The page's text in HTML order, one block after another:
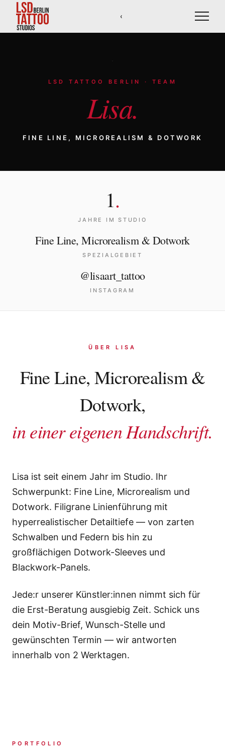
‹
Stile
Journal
Shop
LSD TATTOO BERLIN · TEAM
Lisa.
FINE LINE, MICROREALISM & DOTWORK
1.
JAHRE IM STUDIO
Fine Line, Microrealism & Dotwork
SPEZIALGEBIET
@lisaart_tattoo
INSTAGRAM
ÜBER LISA
Fine Line, Microrealism &
Dotwork,
in einer eigenen Handschrift.
Lisa ist seit einem Jahr im Studio. Ihr
Schwerpunkt: Fine Line, Microrealism und
Dotwork. Filigrane Linienführung mit
hyperrealistischer Detailtiefe — von zarten
Schwalben und Federn bis hin zu
großflächigen Dotwork-Sleeves und
Blackwork-Panels.
Jede:r unserer Künstler:innen nimmt sich für
die Erst-Beratung ausgiebig Zeit. Schick uns
dein Motiv-Brief, Wunsch-Stelle und
gewünschten Termin — wir antworten
innerhalb von 2 Werktagen.
PORTFOLIO